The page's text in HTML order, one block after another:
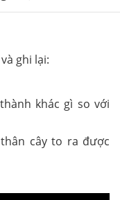
ghi lại:
khác gì so với
cây to ra được